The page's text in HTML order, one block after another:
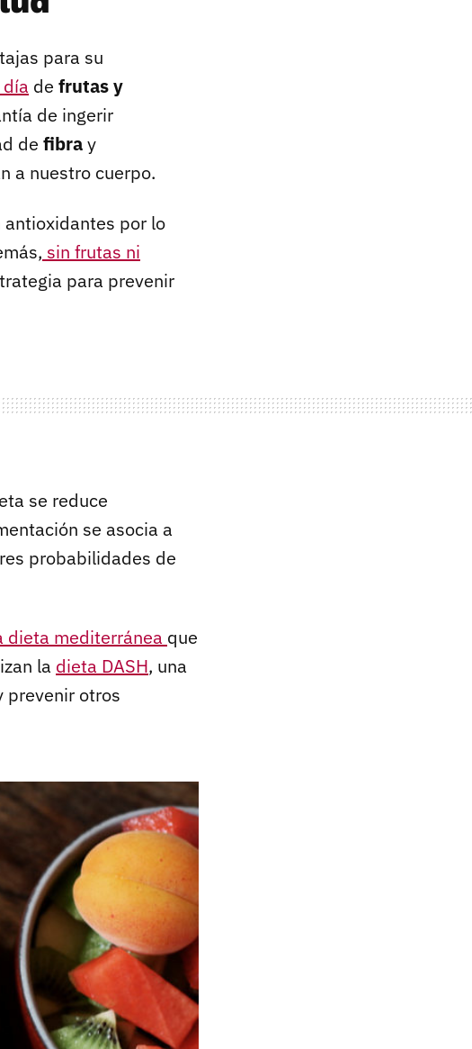
para su
día de frutas y
de ingerir
de fibray
a nuestro cuerpo.
antioxidantes por lo
sin frutas ni
para prevenir
se reduce
se asocia a
probabilidades de
dieta mediterránea que
la dieta DASH, una
prevenir otros